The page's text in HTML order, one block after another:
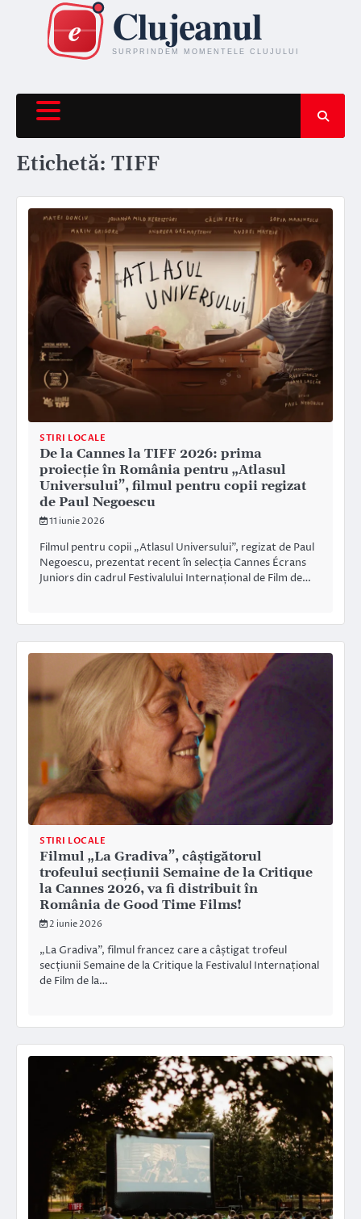
content
Etichetă: TIFF
STIRI LOCALE
De la Cannes la TIFF 2026: prima
proiecție în România pentru „Atlasul
Universului”, filmul pentru copii regizat
de Paul Negoescu
11 iunie 2026
Filmul pentru copii „Atlasul Universului”, regizat de Paul
Negoescu, prezentat recent în selecția Cannes Écrans
Juniors din cadrul Festivalului Internațional de Film de…
STIRI LOCALE
Filmul „La Gradiva”, câștigătorul
trofeului secțiunii Semaine de la Critique
la Cannes 2026, va fi distribuit în
România de Good Time Films!
2 iunie 2026
„La Gradiva”, filmul francez care a câștigat trofeul
secțiunii Semaine de la Critique la Festivalul Internațional
de Film de la…